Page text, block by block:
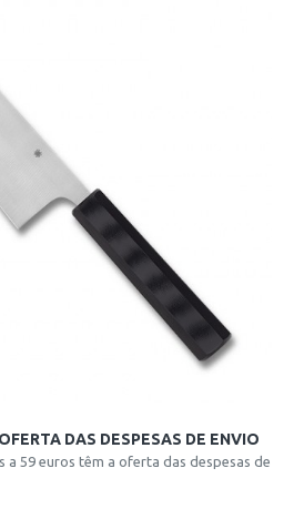
DAS DESPESAS DE ENVIO
a 59 euros têm a oferta das despesas de